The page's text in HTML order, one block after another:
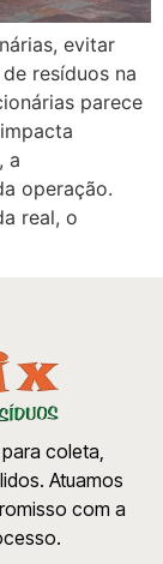
evitar
resíduos na
parece
a
operação.
real, o
coleta,
Atuamos
com a